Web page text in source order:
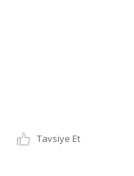
Tavsiye Et